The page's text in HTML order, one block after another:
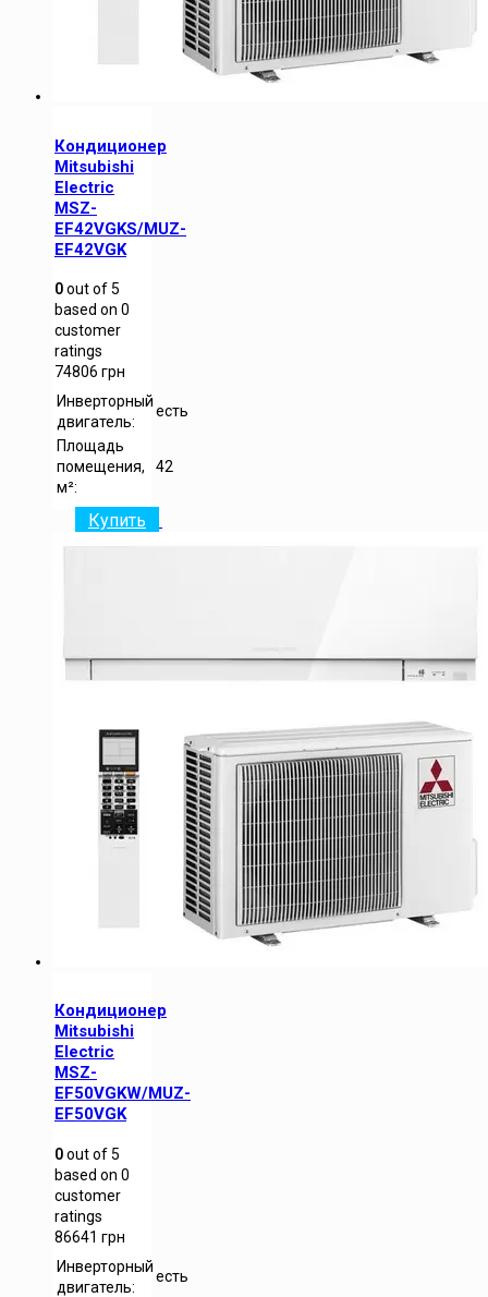
Кондиционер
Mitsubishi
Electric
MSZ-
EF42VGKS/MUZ-
EF42VGK
0out of5
based on 0
customer
ratings
74806 грн
Инверторный
двигатель:
есть
Площадь
помещения,
м²:
42
Купить
Кондиционер
Mitsubishi
Electric
MSZ-
EF50VGKW/MUZ-
EF50VGK
0out of5
based on 0
customer
ratings
86641 грн
Инверторный
двигатель:
есть